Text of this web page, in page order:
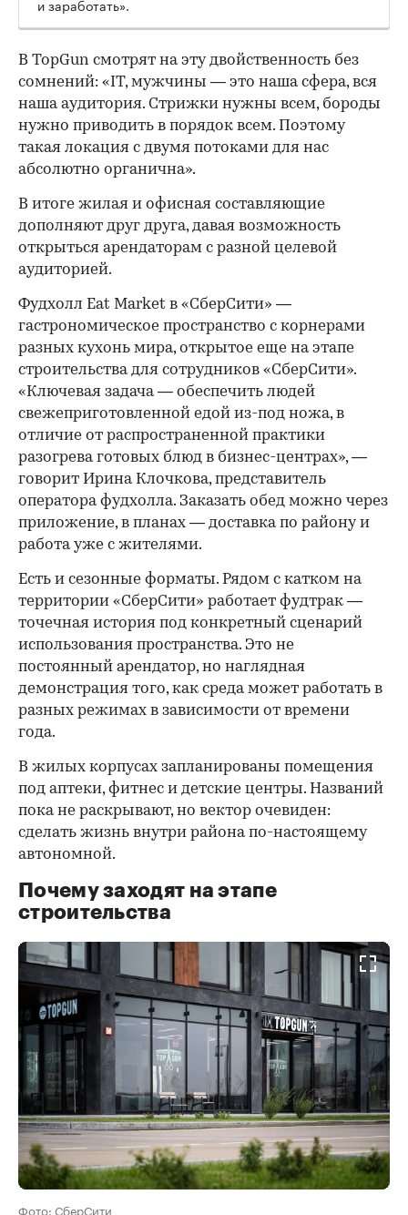
и заработать».
В TopGun смотрят на эту двойственность без
сомнений: «IT, мужчины — это наша сфера, вся
наша аудитория. Стрижки нужны всем, бороды
нужно приводить в порядок всем. Поэтому
такая локация с двумя потоками для нас
абсолютно органична».
В итоге жилая и офисная составляющие
дополняют друг друга, давая возможность
открыться арендаторам с разной целевой
аудиторией.
Фудхолл Eat Market в «СберСити» —
гастрономическое пространство с корнерами
разных кухонь мира, открытое еще на этапе
строительства для сотрудников «СберСити».
«Ключевая задача — обеспечить людей
свежеприготовленной едой из-под ножа, в
отличие от распространенной практики
разогрева готовых блюд в бизнес-центрах», —
говорит Ирина Клочкова, представитель
оператора фудхолла. Заказать обед можно через
приложение, в планах — доставка по району и
работа уже с жителями.
Есть и сезонные форматы. Рядом с катком на
территории «СберСити» работает фудтрак —
точечная история под конкретный сценарий
использования пространства. Это не
постоянный арендатор, но наглядная
демонстрация того, как среда может работать в
разных режимах в зависимости от времени
года.
В жилых корпусах запланированы помещения
под аптеки, фитнес и детские центры. Названий
пока не раскрывают, но вектор очевиден:
сделать жизнь внутри района по-настоящему
автономной.
Почему заходят на этапе
строительства
Фото: СберСити